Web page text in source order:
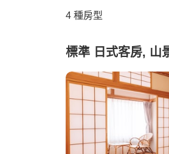
4 種房型
標準 日式客房, 山